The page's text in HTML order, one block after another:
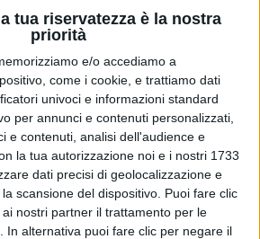
tua riservatezza è la nostra
priorità
e/o accediamo a
come i cookie, e trattiamo dati
univoci e informazioni standard
per annunci e contenuti personalizzati,
e contenuti, analisi dell'audience e
la tua autorizzazione noi e i nostri 1733
dati precisi di geolocalizzazione e
scansione del dispositivo. Puoi fare clic
nostri partner il trattamento per le
In alternativa puoi fare clic per negare il
tra una settimana!
I SOLD OUT